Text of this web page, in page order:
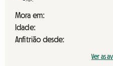
Mora em:
Idade:
Anfitrião desde:
Ver as